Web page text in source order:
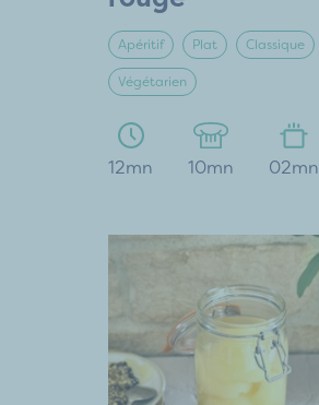
Apéritif Plat Classique
Végétarien
12mn 10mn 02mn